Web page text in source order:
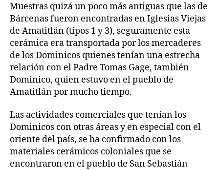
Muestras quizá un poco más antiguas que las de
Bárcenas fueron encontradas en Iglesias Viejas
de Amatitlán (tipos 1 y 3), seguramente esta
cerámica era transportada por los mercaderes
de los Dominicos quienes tenían una estrecha
relación con el Padre Tomas Gage, también
Dominico, quien estuvo en el pueblo de
Amatitlán por mucho tiempo.
Las actividades comerciales que tenían los
Dominicos con otras áreas y en especial con el
oriente del país, se ha confirmado con los
materiales cerámicos coloniales que se
encontraron en el pueblo de San Sebastián